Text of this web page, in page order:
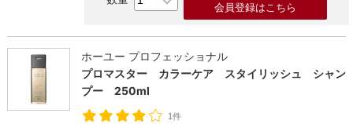
会員登録はこちら
ホーユー プロフェッショナル
プロマスター カラーケア スタイリッシュ シャン
プー 250ml
1件